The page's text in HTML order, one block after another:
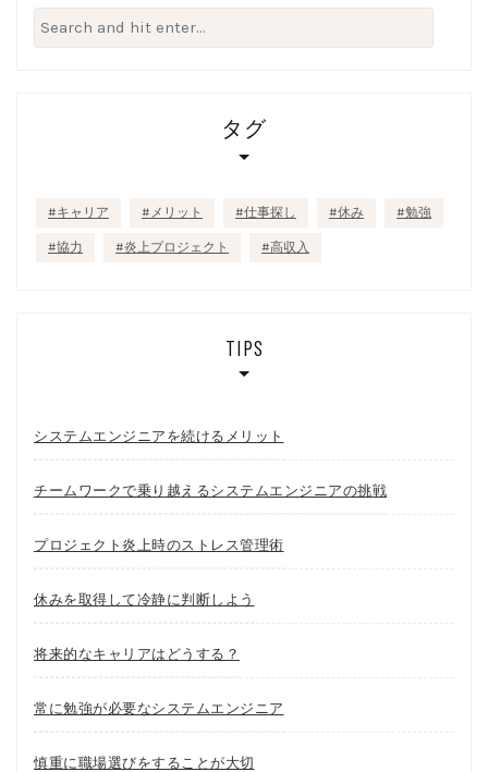
Search
for:
タグ
キャリア メリット 仕事探し 休み 勉強
協力 炎上プロジェクト 高収入
TIPS
システムエンジニアを続けるメリット
チームワークで乗り越えるシステムエンジニアの挑戦
プロジェクト炎上時のストレス管理術
休みを取得して冷静に判断しよう
将来的なキャリアはどうする？
常に勉強が必要なシステムエンジニア
慎重に職場選びをすることが大切